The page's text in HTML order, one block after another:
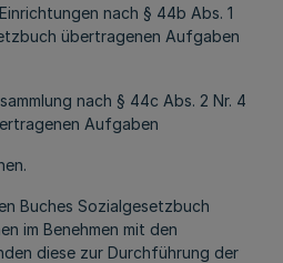
nach § 44b Abs. 1
übertragenen Aufgaben
nach § 44c Abs. 2 Nr. 4
Aufgaben
Buches Sozialgesetzbuch
im Benehmen mit den
diese zur Durchführung der